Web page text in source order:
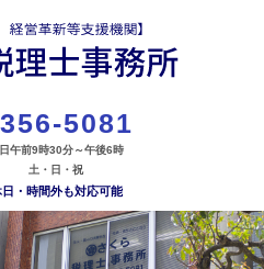
5081
午前9時30分～午後6時
土・日・祝
・時間外も対応可能